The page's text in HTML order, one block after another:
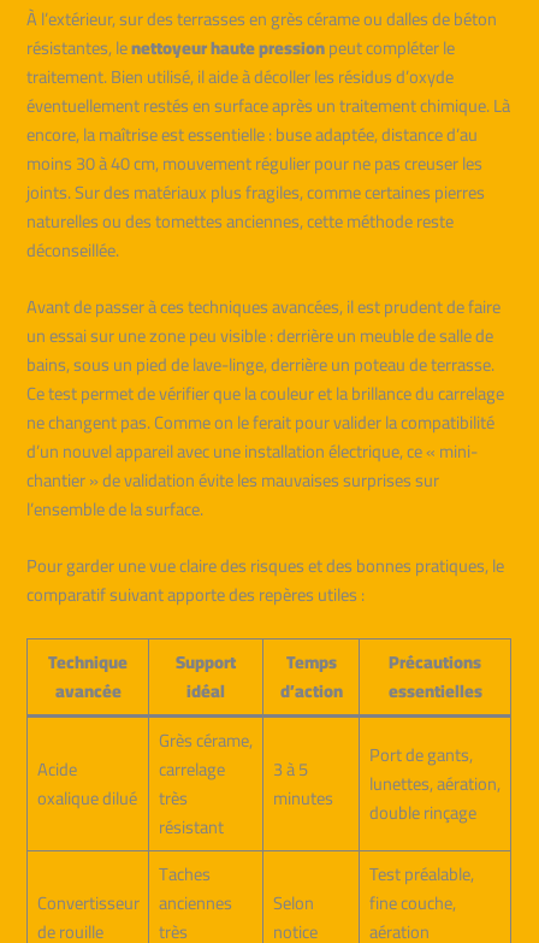
À l’extérieur, sur des terrasses en grès cérame ou dalles de béton
résistantes, lenettoyeur haute pressionpeut compléter le
traitement. Bien utilisé, il aide à décoller les résidus d’oxyde
éventuellement restés en surface après un traitement chimique. Là
encore, la maîtrise est essentielle : buse adaptée, distance d’au
moins 30 à 40 cm, mouvement régulier pour ne pas creuser les
joints. Sur des matériaux plus fragiles, comme certaines pierres
naturelles ou des tomettes anciennes, cette méthode reste
déconseillée.
Avant de passer à ces techniques avancées, il est prudent de faire
un essai sur une zone peu visible : derrière un meuble de salle de
bains, sous un pied de lave-linge, derrière un poteau de terrasse.
Ce test permet de vérifier que la couleur et la brillance du carrelage
ne changent pas. Comme on le ferait pour valider la compatibilité
d’un nouvel appareil avec une installation électrique, ce « mini-
chantier » de validation évite les mauvaises surprises sur
l’ensemble de la surface.
Pour garder une vue claire des risques et des bonnes pratiques, le
comparatif suivant apporte des repères utiles :
Technique
avancée
Support
idéal
Temps
d’action
Précautions
essentielles
Acide
oxalique dilué
Grès cérame,
carrelage
très
résistant
3 à 5
minutes
Port de gants,
lunettes, aération,
double rinçage
Convertisseur
de rouille
Taches
anciennes
très
Selon
notice
Test préalable,
fine couche,
aération